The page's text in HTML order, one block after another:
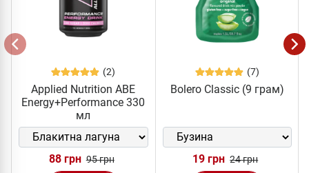
(2)
Applied Nutrition ABE
Energy+Performance 330
мл
88 грн 95 грн
(7)
Bolero Classic (9 грам)
19 грн 24 грн